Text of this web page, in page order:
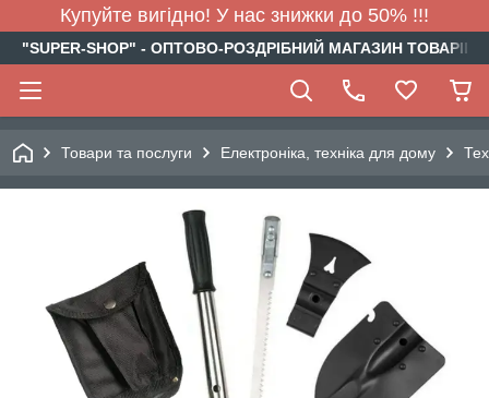
Купуйте вигідно! У нас знижки до 50% !!!
"SUPER-SHOP" - ОПТОВО-РОЗДРІБНИЙ МАГАЗИН
Товари та послуги Електроніка, техніка для дому